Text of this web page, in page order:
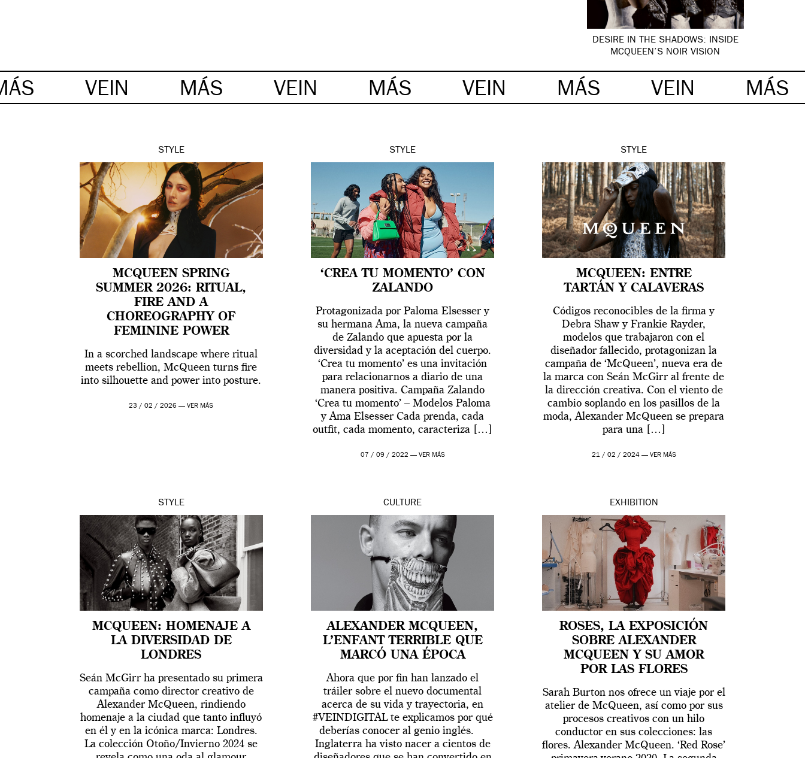
DESIRE IN THE SHADOWS: INSIDE
MCQUEEN’S NOIR VISION
VEIN MÁS VEIN MÁS VEIN MÁS VEIN MÁS
STYLE
MCQUEEN SPRING
SUMMER 2026: RITUAL,
FIRE AND A
CHOREOGRAPHY OF
FEMININE POWER
In a scorched landscape where ritual
meets rebellion, McQueen turns fire
into silhouette and power into posture.
23 / 02 / 2026 —VER MÁS
STYLE
‘CREA TU MOMENTO’ CON
ZALANDO
Protagonizada por Paloma Elsesser y
su hermana Ama, la nueva campaña
de Zalando que apuesta por la
diversidad y la aceptación del cuerpo.
‘Crea tu momento’ es una invitación
para relacionarnos a diario de una
manera positiva. Campaña Zalando
‘Crea tu momento’ – Modelos Paloma
y Ama Elsesser Cada prenda, cada
outfit, cada momento, caracteriza […]
07 / 09 / 2022 — VER MÁS
STYLE
MCQUEEN: ENTRE
TARTÁN Y CALAVERAS
Códigos reconocibles de la firma y
Debra Shaw y Frankie Rayder,
modelos que trabajaron con el
diseñador fallecido, protagonizan la
campaña de ‘McQueen’, nueva era de
la marca con Seán McGirr al frente de
la dirección creativa. Con el viento de
cambio soplando en los pasillos de la
moda, Alexander McQueen se prepara
para una […]
21 / 02 / 2024 — VER MÁS
STYLE
MCQUEEN: HOMENAJE A
LA DIVERSIDAD DE
LONDRES
Seán McGirr ha presentado su primera
campaña como director creativo de
Alexander McQueen, rindiendo
homenaje a la ciudad que tanto influyó
en él y en la icónica marca: Londres.
La colección Otoño/Invierno 2024 se
CULTURE
ALEXANDER MCQUEEN,
L’ENFANT TERRIBLE QUE
MARCÓ UNA ÉPOCA
Ahora que por fin han lanzado el
tráiler sobre el nuevo documental
acerca de su vida y trayectoria, en
#VEINDIGITAL te explicamos por qué
deberías conocer al genio inglés.
Inglaterra ha visto nacer a cientos de
EXHIBITION
ROSES, LA EXPOSICIÓN
SOBRE ALEXANDER
MCQUEEN Y SU AMOR
POR LAS FLORES
Sarah Burton nos ofrece un viaje por el
atelier de McQueen, así como por sus
procesos creativos con un hilo
conductor en sus colecciones: las
flores. Alexander McQueen. ‘Red Rose’